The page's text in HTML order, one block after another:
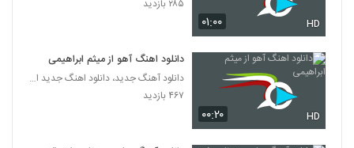
3651 (به همراه مهتاب سرداری)
۲۷۱ بازدید
آهنگ پرسه از حسین برزگر(پاپ)
دانلود آهنگ جدید و زیبای سجاد حسن پور با
۰۱:۰۰ HD
۲۸۵ بازدید
۰۰:۲۰ HD
دانلود اهنگ آهو از میثم ابراهیمی
دانلود آهنگ جدید، دانلود اهنگ جدید ایرانی
۴۶۷ بازدید